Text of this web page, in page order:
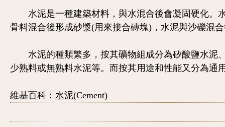
水泥是一種建築材料，與水混合後會凝固硬化。
骨料混合後形成砂漿(用來接合磚塊)，水泥與沙礫混
水泥的種類繁多，按其礦物組成分為矽酸鹽水泥
少熟料或無熟料水泥等。而按其用途和性能又分為通
維基百科： 水泥(Cement)